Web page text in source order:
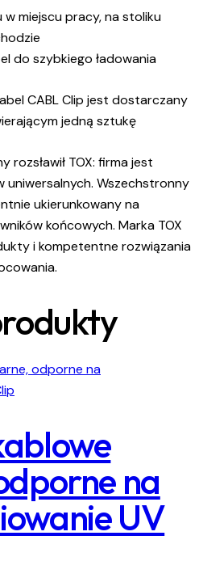
miejscu pracy, na stoliku
do szybkiego ładowania
CABL Clip jest dostarczany
jedną sztukę
rozsławił TOX: firma jest
uniwersalnych. Wszechstronny
ukierunkowany na
końcowych. Marka TOX
i kompetentne rozwiązania
na
UV